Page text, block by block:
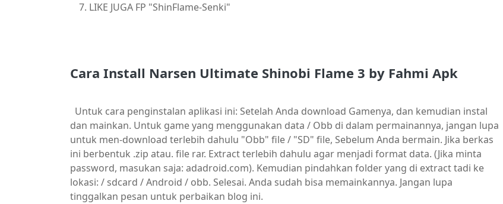
LIKE JUGA FP "ShinFlame-Senki"
Cara Install Narsen Ultimate Shinobi Flame 3 by Fahmi Apk
Untuk cara penginstalan aplikasi ini: Setelah Anda download Gamenya, dan kemudian instal
dan mainkan. Untuk game yang menggunakan data / Obb di dalam permainannya, jangan lupa
untuk men-download terlebih dahulu "Obb" file / "SD" file, Sebelum Anda bermain. Jika berkas
ini berbentuk .zip atau. file rar. Extract terlebih dahulu agar menjadi format data. (Jika minta
password, masukan saja: adadroid.com). Kemudian pindahkan folder yang di extract tadi ke
lokasi: / sdcard / Android / obb. Selesai. Anda sudah bisa memainkannya. Jangan lupa
tinggalkan pesan untuk perbaikan blog ini.